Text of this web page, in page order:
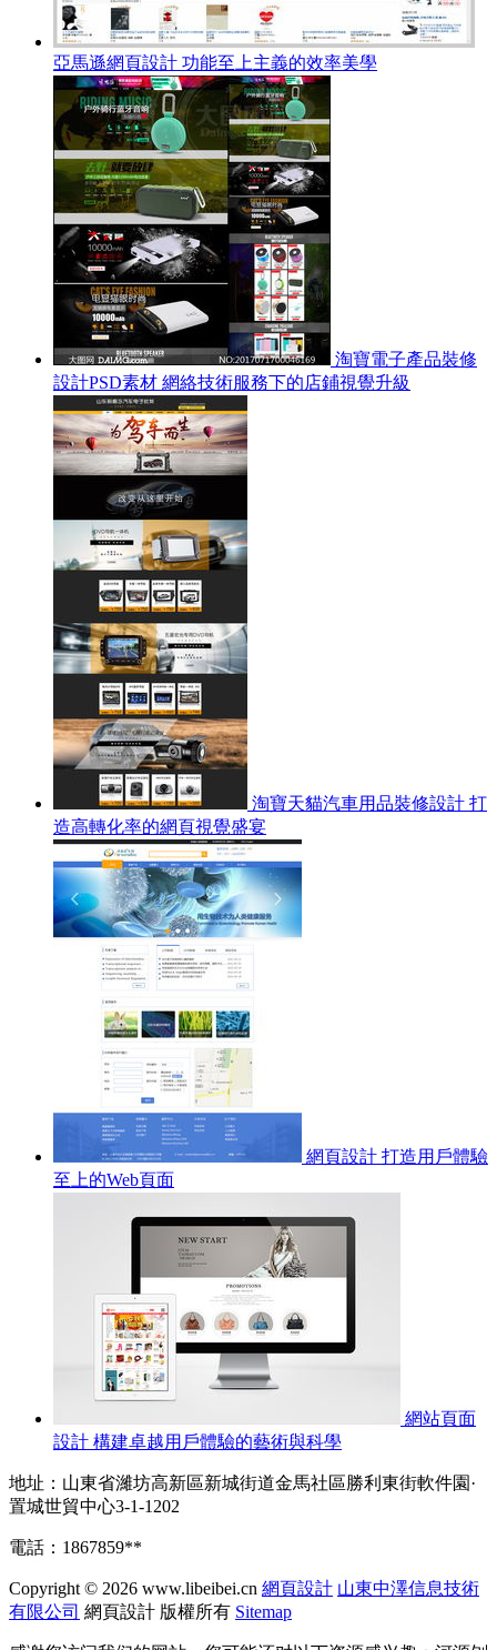
亞馬遜網頁設計 功能至上主義的效率美學
淘寶電子產品裝修
設計PSD素材 網絡技術服務下的店鋪視覺升級
淘寶天貓汽車用品裝修設計 打
造高轉化率的網頁視覺盛宴
網頁設計 打造用戶體驗
至上的Web頁面
網站頁面
設計 構建卓越用戶體驗的藝術與科學
地址：山東省濰坊高新區新城街道金馬社區勝利東街軟件園·
置城世貿中心3-1-1202
電話：1867859**
Copyright © 2026 www.libeibei.cn 網頁設計 山東中澤信息技術
有限公司 網頁設計 版權所有 Sitemap